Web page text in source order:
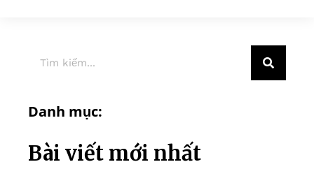
Danh mục:
Bài viết mới nhất